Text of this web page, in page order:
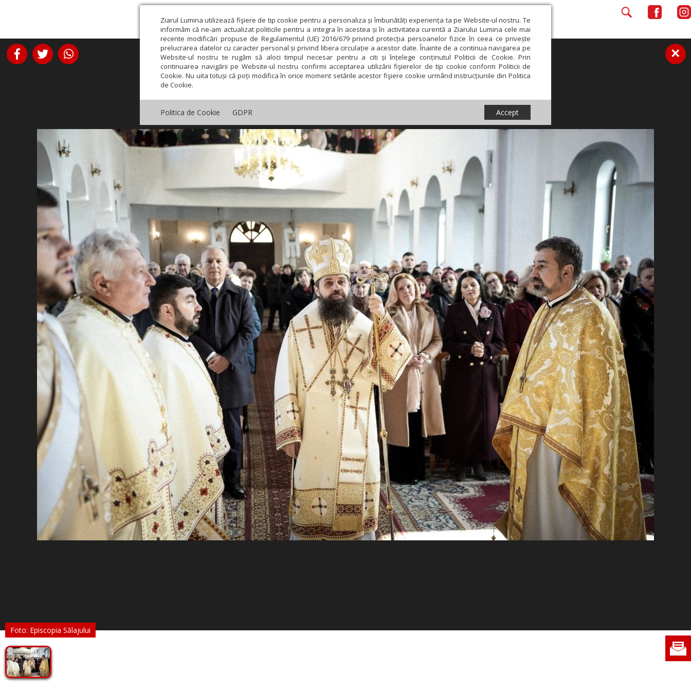
Ziarul Lumina utilizează fişiere de tip cookie pentru a personaliza și îmbunătăți experiența ta pe Website-ul nostru. Te
informăm că ne-am actualizat politicile pentru a integra în acestea și în activitatea curentă a Ziarului Lumina cele mai
recente modificări propuse de Regulamentul (UE) 2016/679 privind protecția persoanelor fizice în ceea ce privește
prelucrarea datelor cu caracter personal și privind libera circulație a acestor date. Înainte de a continua navigarea pe
Website-ul nostru te rugăm să aloci timpul necesar pentru a citi și înțelege conținutul Politicii de Cookie. Prin
continuarea navigării pe Website-ul nostru confirmi acceptarea utilizării fişierelor de tip cookie conform Politicii de
Cookie. Nu uita totuși că poți modifica în orice moment setările acestor fişiere cookie urmând instrucțiunile din Politica
de Cookie.
Politica de Cookie GDPR Accept
×
Foto: Episcopia Sălajului